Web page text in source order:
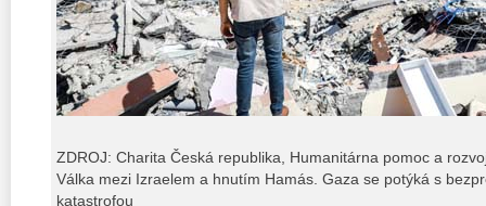
ZDROJ: Charita Česká republika, Humanitárna pomoc a
Válka mezi Izraelem a hnutím Hamás. Gaza se potýká s
katastrofou